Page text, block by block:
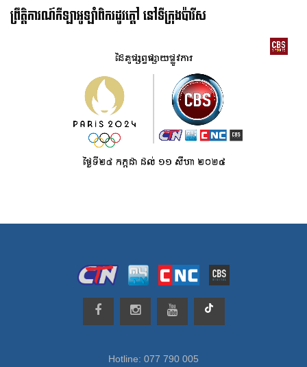
ព្រឹត្តិការណ៍កីឡាអូឡាំពិករដូវក្ដៅ នៅទីក្រុងប៉ារីស
Hotline: 077 790 005